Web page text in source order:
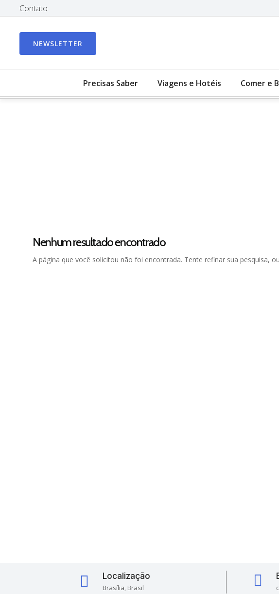
Contato
NEWSLETTER
Precisas Saber Viagens e Hotéis Comer e
Nenhum resultado encontrado
A página que você solicitou não foi encontrada. Tente refinar sua pesquisa,
 Localização
Brasília, Brasil 